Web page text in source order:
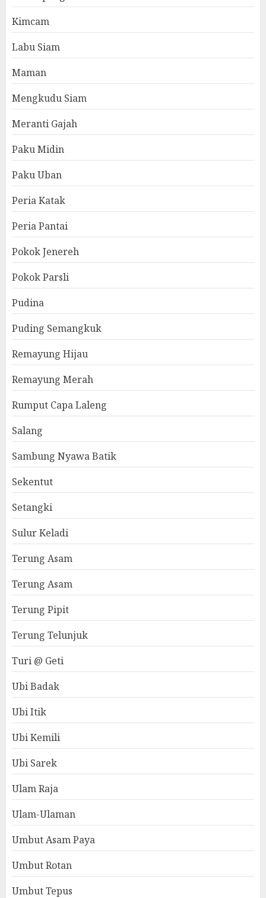
Kimcam
Labu Siam
Maman
Mengkudu Siam
Meranti Gajah
Paku Midin
Paku Uban
Peria Katak
Peria Pantai
Pokok Jenereh
Pokok Parsli
Pudina
Puding Semangkuk
Remayung Hijau
Remayung Merah
Rumput Capa Laleng
Salang
Sambung Nyawa Batik
Sekentut
Setangki
Sulur Keladi
Terung Asam
Terung Asam
Terung Pipit
Terung Telunjuk
Turi @ Geti
Ubi Badak
Ubi Itik
Ubi Kemili
Ubi Sarek
Ulam Raja
Ulam-Ulaman
Umbut Asam Paya
Umbut Rotan
Umbut Tepus